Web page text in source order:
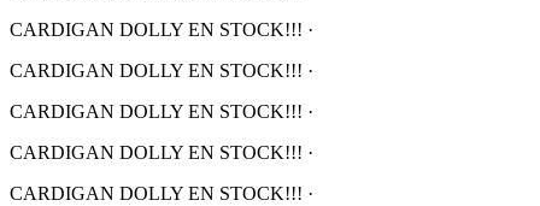
CARDIGAN DOLLY EN STOCK!!! ·
CARDIGAN DOLLY EN STOCK!!! ·
CARDIGAN DOLLY EN STOCK!!! ·
CARDIGAN DOLLY EN STOCK!!! ·
CARDIGAN DOLLY EN STOCK!!! ·